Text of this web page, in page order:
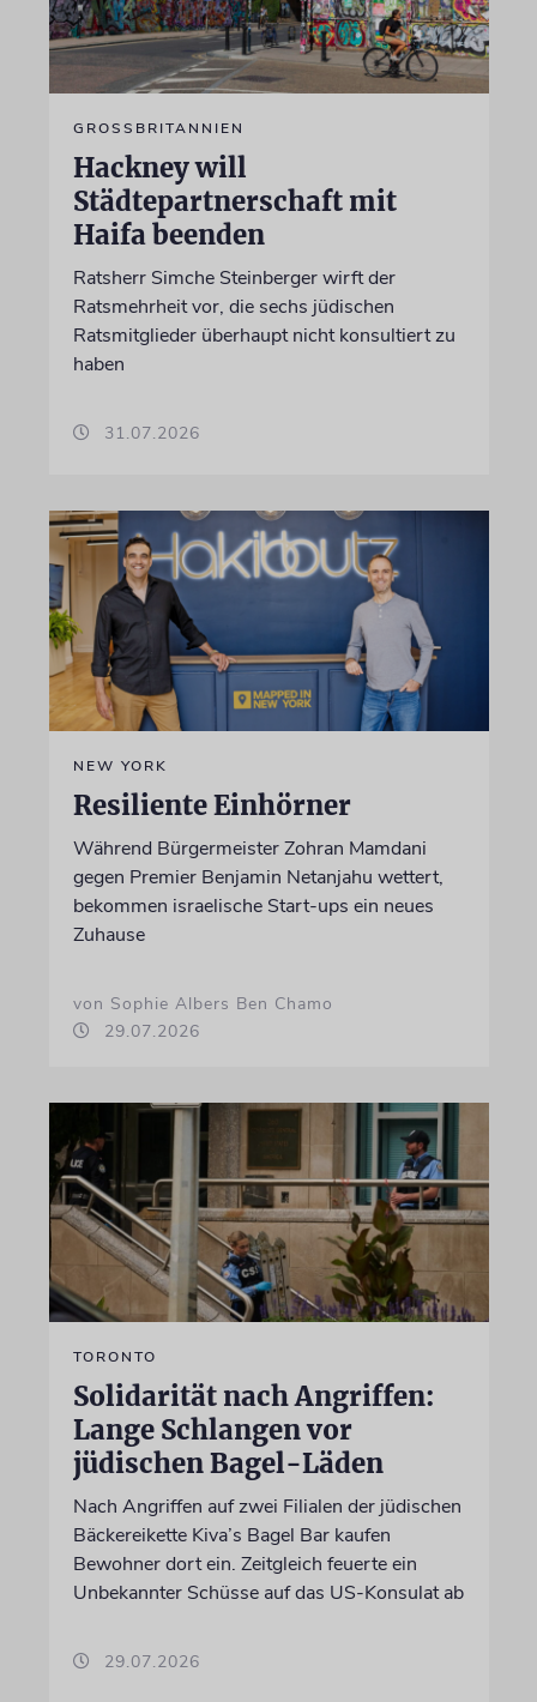
GROSSBRITANNIEN
Hackney will
Städtepartnerschaft mit
Haifa beenden
Ratsherr Simche Steinberger wirft der
Ratsmehrheit vor, die sechs jüdischen
Ratsmitglieder überhaupt nicht konsultiert zu
haben
31.07.2026
NEW YORK
Resiliente Einhörner
Während Bürgermeister Zohran Mamdani
gegen Premier Benjamin Netanjahu wettert,
bekommen israelische Start-ups ein neues
Zuhause
von Sophie Albers Ben Chamo
29.07.2026
TORONTO
Solidarität nach Angriffen:
Lange Schlangen vor
jüdischen Bagel-Läden
Nach Angriffen auf zwei Filialen der jüdischen
Bäckereikette Kiva’s Bagel Bar kaufen
Bewohner dort ein. Zeitgleich feuerte ein
Unbekannter Schüsse auf das US-Konsulat ab
29.07.2026